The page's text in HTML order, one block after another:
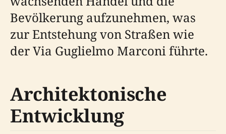
Bevölkerung aufzunehmen, was
zur Entstehung von Straßen wie
der Via Guglielmo Marconi führte.
Architektonische
Entwicklung